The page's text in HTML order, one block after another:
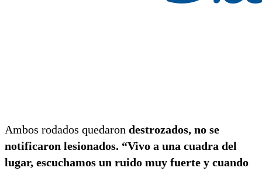
Ambos rodados quedaron destrozados, no se
notificaron lesionados. “Vivo a una cuadra del
lugar, escuchamos un ruido muy fuerte y cuando